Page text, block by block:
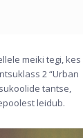
meiki tegi, kes
2 “Urban
tantse,
leidub.